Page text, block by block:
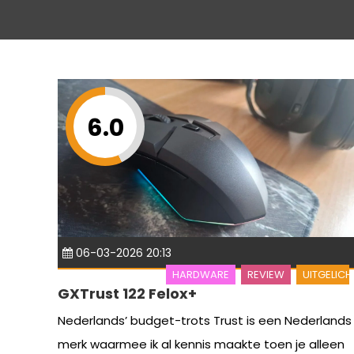
6.0
06-03-2026 20:13
HARDWARE REVIEW
GXTrust 122 Felox+
Nederlands’ budget-trots Trust is een Nederlands
merk waarmee ik al kennis maakte toen je alleen